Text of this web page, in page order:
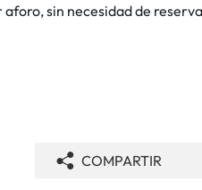
sin necesidad de
COMPARTIR